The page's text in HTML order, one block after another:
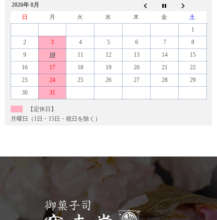
2026年 8月
日
月 火 水 木 金
土
1
2
3 4 5 6 7
8
9
10 11 12 13 14
15
16
17 18 19 20 21
22
23
24 25 26 27 28
29
30
31
【定休日】
月曜日（1日・15日・祝日を除く）